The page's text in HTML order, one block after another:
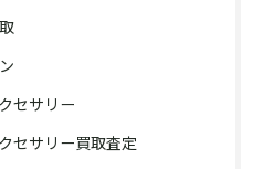
セサリー
セサリー買取査定